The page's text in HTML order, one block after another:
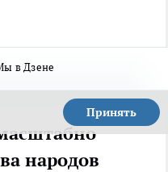
в Дзене
Принять
народов